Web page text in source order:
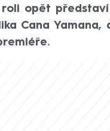
opět představí
Cana Yamana,